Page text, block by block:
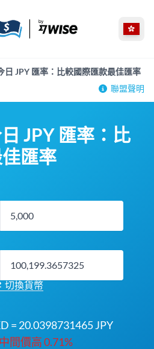
日 JPY 匯率：比較國際匯款最佳匯率
聯盟聲明
JPY 匯率：比
匯率
切換貨幣
= 20.0398731465 JPY
間價高 0.71%